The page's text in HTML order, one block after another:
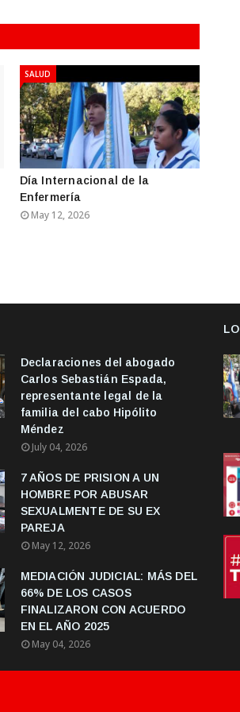
SALUD
Día Internacional de la
Enfermería
May 12, 2026
Declaraciones del abogado
Carlos Sebastián Espada,
representante legal de la
familia del cabo Hipólito
Méndez
July 04, 2026
7 AÑOS DE PRISION A UN
HOMBRE POR ABUSAR
SEXUALMENTE DE SU EX
PAREJA
May 12, 2026
MEDIACIÓN JUDICIAL: MÁS DEL
66% DE LOS CASOS
FINALIZARON CON ACUERDO
EN EL AÑO 2025
May 04, 2026